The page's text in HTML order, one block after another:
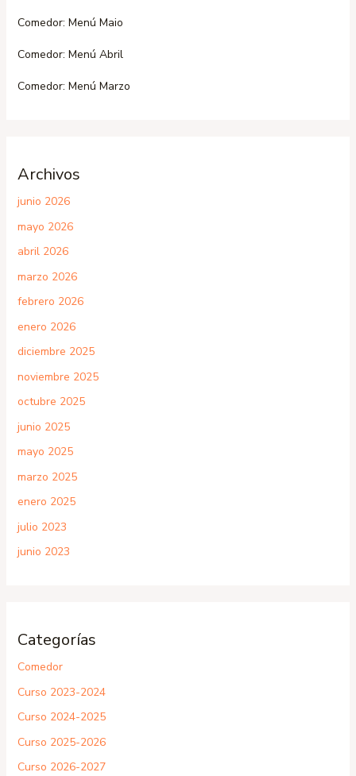
Comedor: Menú Maio
Comedor: Menú Abril
Comedor: Menú Marzo
Archivos
junio 2026
mayo 2026
abril 2026
marzo 2026
febrero 2026
enero 2026
diciembre 2025
noviembre 2025
octubre 2025
junio 2025
mayo 2025
marzo 2025
enero 2025
julio 2023
junio 2023
Categorías
Comedor
Curso 2023-2024
Curso 2024-2025
Curso 2025-2026
Curso 2026-2027